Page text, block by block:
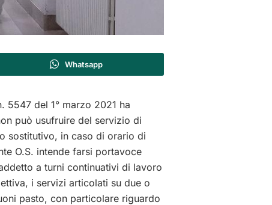
Whatsapp
5547 del 1° marzo 2021 ha
può usufruire del servizio di
sostitutivo, in caso di orario di
O.S. intende farsi portavoce
a turni continuativi di lavoro
i servizi articolati su due o
pasto, con particolare riguardo